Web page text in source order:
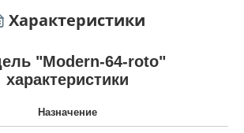
Характеристики
"Modern-64-roto"
характеристики
Назначение